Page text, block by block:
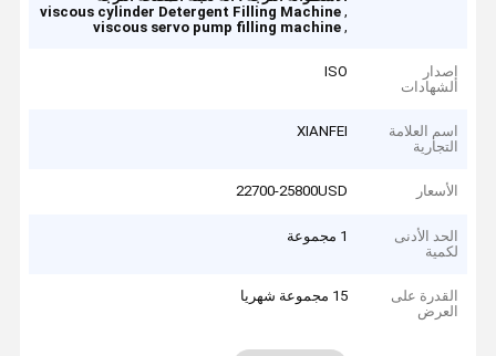
,
viscous cylinder Detergent Filling Machine
,
viscous servo pump filling machine
إصدار
الشهادات
ISO
اسم العلامة
التجارية
XIANFEI
الأسعار 22700-25800USD
الحد الأدنى
لكمية
1 مجموعة
القدرة على
العرض
15 مجموعة شهريا